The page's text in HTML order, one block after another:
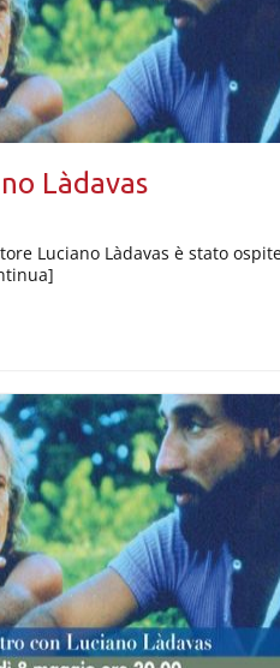
Làdavas
Luciano Làdavas è stato